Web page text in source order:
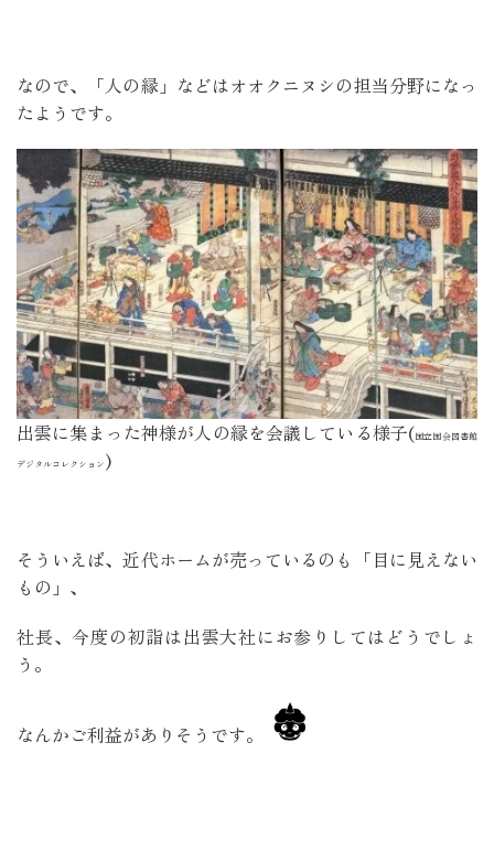
なので、「人の縁」などはオオクニヌシの担当分野になっ
たようです。
出雲に集まった神様が人の縁を会議している様子(国立国会図書館
デジタルコレクション)
そういえば、近代ホームが売っているのも「目に見えない
もの」､
社長、今度の初詣は出雲大社にお参りしてはどうでしょ
う。
なんかご利益がありそうです。